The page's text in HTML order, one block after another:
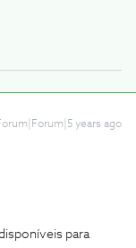
years ago
para